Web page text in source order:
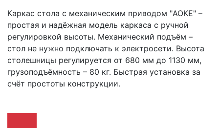
Каркас стола с механическим приводом "AOKE" –
простая и надёжная модель каркаса с ручной
регулировкой высоты. Механический подъём –
стол не нужно подключать к электросети. Высота
столешницы регулируется от 680 мм до 1130 мм,
грузоподъёмность – 80 кг. Быстрая установка за
счёт простоты конструкции.